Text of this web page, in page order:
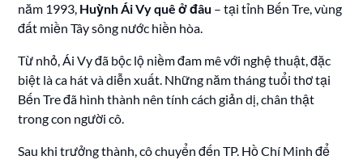
năm 1993, Huỳnh Ái Vy quê ở đâu – tại tỉnh Bến Tre, vùng
đất miền Tây sông nước hiền hòa.
Từ nhỏ, Ái Vy đã bộc lộ niềm đam mê với nghệ thuật, đặc
biệt là ca hát và diễn xuất. Những năm tháng tuổi thơ tại
Bến Tre đã hình thành nên tính cách giản dị, chân thật
trong con người cô.
Sau khi trưởng thành, cô chuyển đến TP. Hồ Chí Minh để